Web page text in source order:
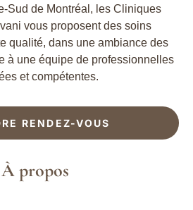
Sud de Montréal, les Cliniques
vous proposent des soins
qualité, dans une ambiance des
à une équipe de professionnelles
et compétentes.
RENDEZ-VOUS
À propos